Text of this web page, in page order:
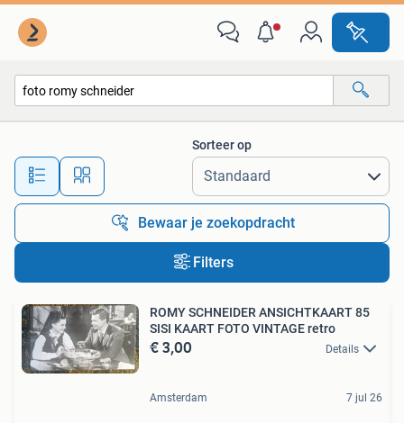
Alle afstanden…
Sorteer op
Bewaar je zoekopdracht
Filters
ROMY SCHNEIDER ANSICHTKAART 85
SISI KAART FOTO VINTAGE retro
€ 3,00 Details
Amsterdam 7 jul 26